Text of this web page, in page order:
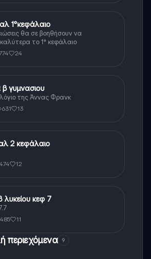
1°κεφάλαιο
θα σε βοηθήσουν να
το 1° κεφάλαιο
24
γυμνασιου
της Άννας Φρανκ
631 13
2 κεφάλαιο
12
λυκείου κεφ 7
11
περιεχόμενα 9